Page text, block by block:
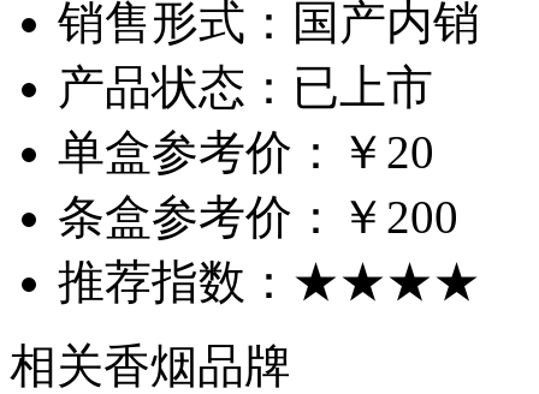
销售形式： 国产内销
产品状态： 已上市
单盒参考价：
￥20
条盒参考价：
￥200
推荐指数： ★★★★
相关香烟品牌